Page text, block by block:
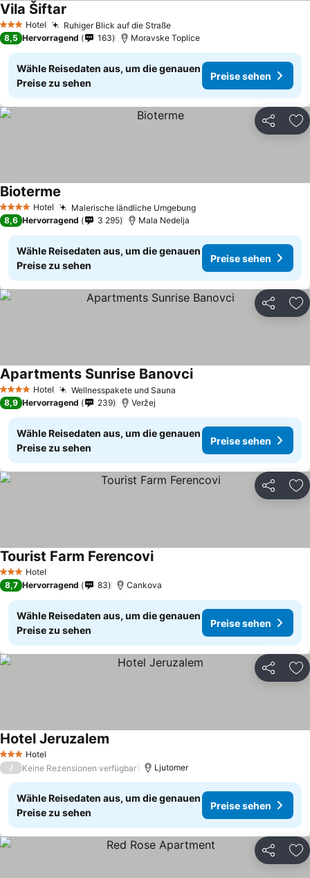
3 SterneHotel Ruhiger Blick auf die StraßePreise sehen
Vila Šiftar
8,5 Hervorragend 163 Moravske Toplice
Wähle Reisedaten aus, um die genauen
Preise zu sehen
Preise sehen
Teilen
4 Sterne Hotel Malerische ländliche UmgebungPreise sehen
Bioterme
8,6 Hervorragend 3 295 Mala Nedelja
Wähle Reisedaten aus, um die genauen
Preise zu sehen
Preise sehen
Teilen
4 Sterne Hotel Wellnesspakete und Sauna
Apartments Sunrise BanovciPreise sehen
8,9 Hervorragend 239 Veržej
Wähle Reisedaten aus, um die genauen
Preise zu sehen
Preise sehen
Teilen
3 SterneHotel
Tourist Farm FerencoviPreise sehen
8,7 Hervorragend 83 Cankova
Wähle Reisedaten aus, um die genauen
Preise zu sehen
Preise sehen
Teilen
3 SterneHotel
Hotel Jeruzalem
/ Keine Rezensionen verfügbar Ljutomer
Wähle Reisedaten aus, um die genauen
Preise zu sehen
Preise sehen
Teilen